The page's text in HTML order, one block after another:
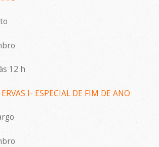
12 h
I- ESPECIAL DE FIM DE ANO